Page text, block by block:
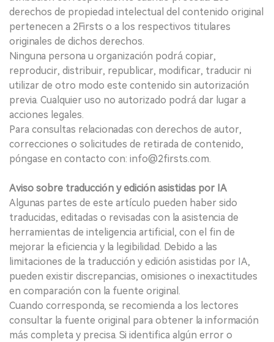
derechos de propiedad intelectual del contenido original
pertenecen a 2Firsts o a los respectivos titulares
originales de dichos derechos.
Ninguna persona u organización podrá copiar,
reproducir, distribuir, republicar, modificar, traducir ni
utilizar de otro modo este contenido sin autorización
previa. Cualquier uso no autorizado podrá dar lugar a
acciones legales.
Para consultas relacionadas con derechos de autor,
correcciones o solicitudes de retirada de contenido,
póngase en contacto con: info@2firsts.com.
Aviso sobre traducción y edición asistidas por IA
Algunas partes de este artículo pueden haber sido
traducidas, editadas o revisadas con la asistencia de
herramientas de inteligencia artificial, con el fin de
mejorar la eficiencia y la legibilidad. Debido a las
limitaciones de la traducción y edición asistidas por IA,
pueden existir discrepancias, omisiones o inexactitudes
en comparación con la fuente original.
Cuando corresponda, se recomienda a los lectores
consultar la fuente original para obtener la información
más completa y precisa. Si identifica algún error o